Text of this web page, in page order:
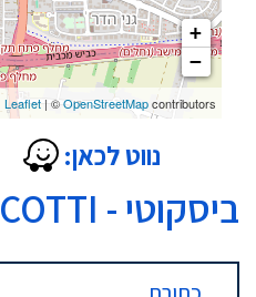
+
−
Leaflet | ©OpenStreetMapcontributors
נווט לכאן:
ביסקוטי - BISCOTTI